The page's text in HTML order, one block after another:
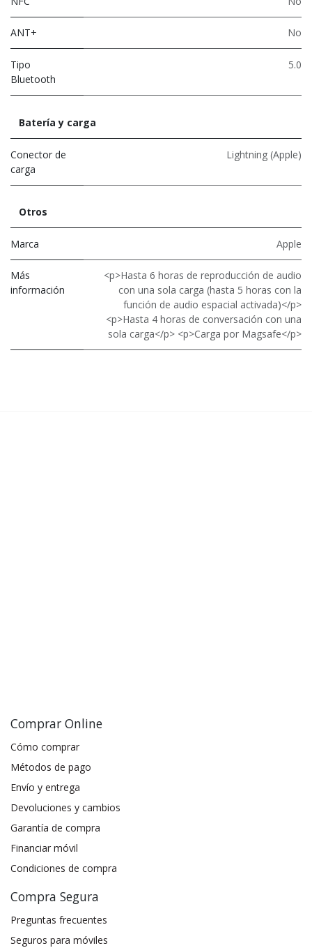
ANT+ No
Tipo
Bluetooth
5.0
Batería y carga
Conector de
carga
Lightning (Apple)
Otros
Marca Apple
Más
información
<p>Hasta 6 horas de reproducción de audio
con una sola carga (hasta 5 horas con la
función de audio espacial activada)</p>
<p>Hasta 4 horas de conversación con una
sola carga</p> <p>Carga por Magsafe</p>
Comprar Online
Cómo comprar
Métodos de pago
Envío y entrega
Devoluciones y cambios
Garantía de compra
Financiar móvil
Condiciones de compra
Compra Segura
Preguntas frecuentes
Seguros para móviles